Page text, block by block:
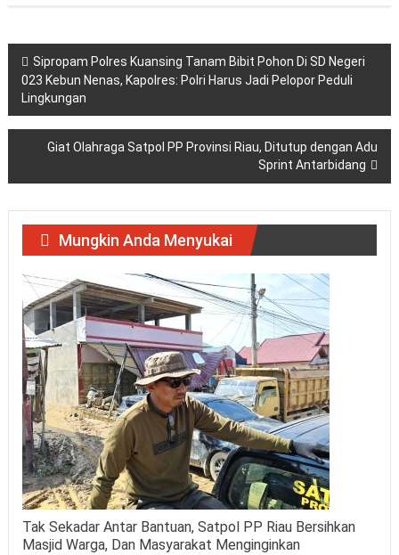
Navigasi
pos
Sipropam Polres Kuansing Tanam Bibit Pohon Di SD Negeri
023 Kebun Nenas, Kapolres: Polri Harus Jadi Pelopor Peduli
Lingkungan
Giat Olahraga Satpol PP Provinsi Riau, Ditutup dengan Adu
Sprint Antarbidang
Mungkin Anda Menyukai
Tak Sekadar Antar Bantuan, Satpol PP Riau Bersihkan
Masjid Warga, Dan Masyarakat Menginginkan